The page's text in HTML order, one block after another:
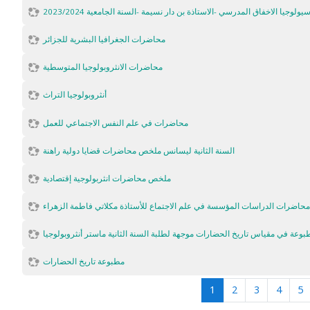
الاخفاق المدرسي -الاستاذة بن دار نسيمة -السنة الجامعية 2023/2024
محاضرات الجغرافيا البشرية للجزائر
محاضرات الانثروبولوجيا المتوسطية
أنثروبولوجيا التراث
محاضرات في علم النفس الاجتماعي للعمل
السنة الثانية ليسانس ملخص محاضرات قضايا دولية راهنة
ملخص محاضرات انثربولوجية إقتصادية
محاضرات الدراسات المؤسسة في علم الاجتماع للأستاذة مكلاتي فاطمة الزهراء
في مقياس تاريخ الحضارات موجهة لطلبة السنة الثانية ماستر أنثروبولوجيا
مطبوعة تاريخ الحضارات
1 (actuel)
2 3 4 5